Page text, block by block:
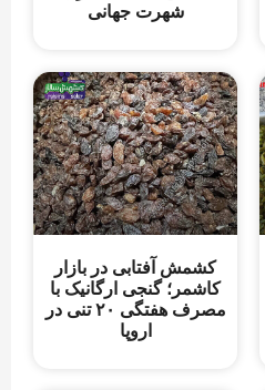
شهرت جهانی
کشمش آفتابی در بازار
کاشمر؛ گنجی ارگانیک با
مصرف هفتگی ۲۰ تنی در
اروپا